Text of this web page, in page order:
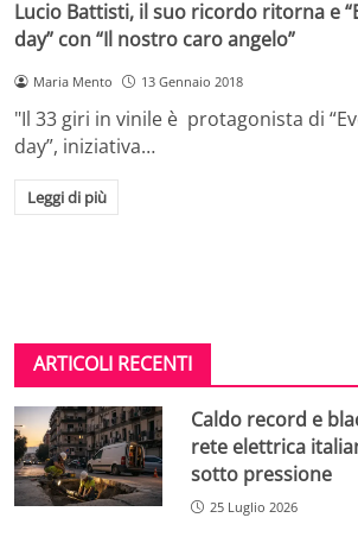
Lucio Battisti, il suo ricordo ritorna e
day” con “Il nostro caro angelo”
Maria Mento 13 Gennaio 2018
"Il 33 giri in vinile è protagonista di
day”, iniziativa…
Leggi di più
ARTICOLI RECENTI
Caldo record e
rete elettrica
sotto pressione
25 Luglio 2026